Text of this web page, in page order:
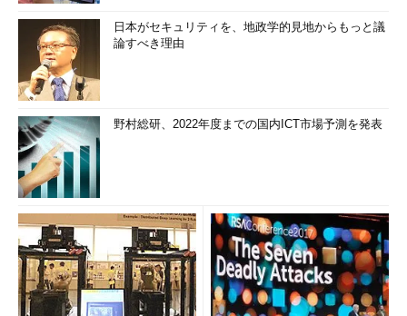
日本がセキュリティを、地政学的見地からもっと議
論すべき理由
野村総研、2022年度までの国内ICT市場予測を発表